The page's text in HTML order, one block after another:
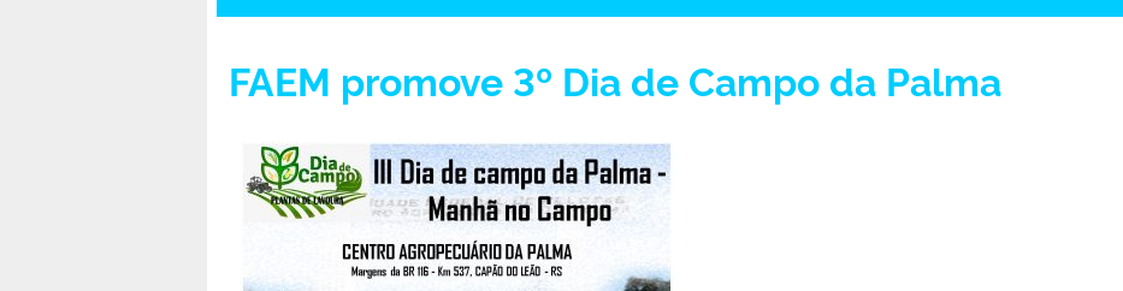
FAEM promove 3º Dia de Campo da Palma